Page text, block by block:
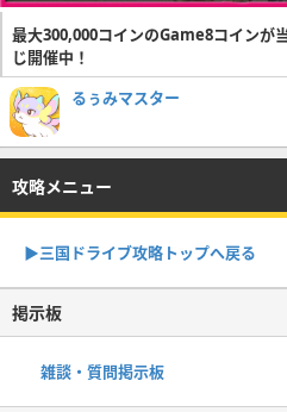
最大300,000コインのGame8コインが
じ開催中！
るぅみマスター
攻略メニュー
▶︎三国ドライブ攻略トップへ戻る
掲示板
雑談・質問掲示板